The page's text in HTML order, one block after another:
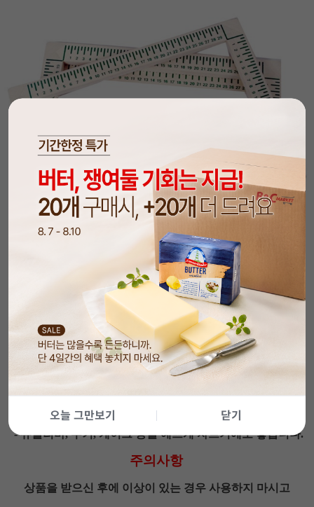
오늘 그만보기 닫기
- 최고급 오크목으로 만들어 졌으며,
모서리를 이중 가공한 고급나무 강정틀입니다.
- 강정을 나무틀에 부은 후 사각봉으로 밀어 굳힌 후
원하는 크기로 자를 수 있는 제품입니다.
- 일정하게 자를 수 있도록 0.5cm씩 표기되어 있습니다.
- 뮤즐리바, 쿠키, 케이크 등을 예쁘게 자르기에도 좋습니다.
주의사항
상품을 받으신 후에 이상이 있는 경우 사용하지 마시고